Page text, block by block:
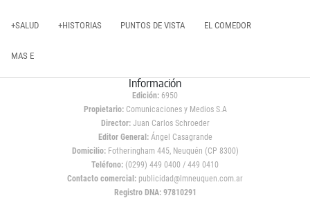
+SALUD +HISTORIAS PUNTOS DE VISTA EL COMEDOR
MAS E
Información
Edición: 6950
Propietario:Comunicaciones y Medios S.A
Director: Juan Carlos Schroeder
Editor General:Ángel Casagrande
Domicilio:Fotheringham 445, Neuquén (CP 8300)
Teléfono: (0299) 449 0400 / 449 0410
Contacto comercial: publicidad@lmneuquen.com.ar
Registro DNA: 97810291